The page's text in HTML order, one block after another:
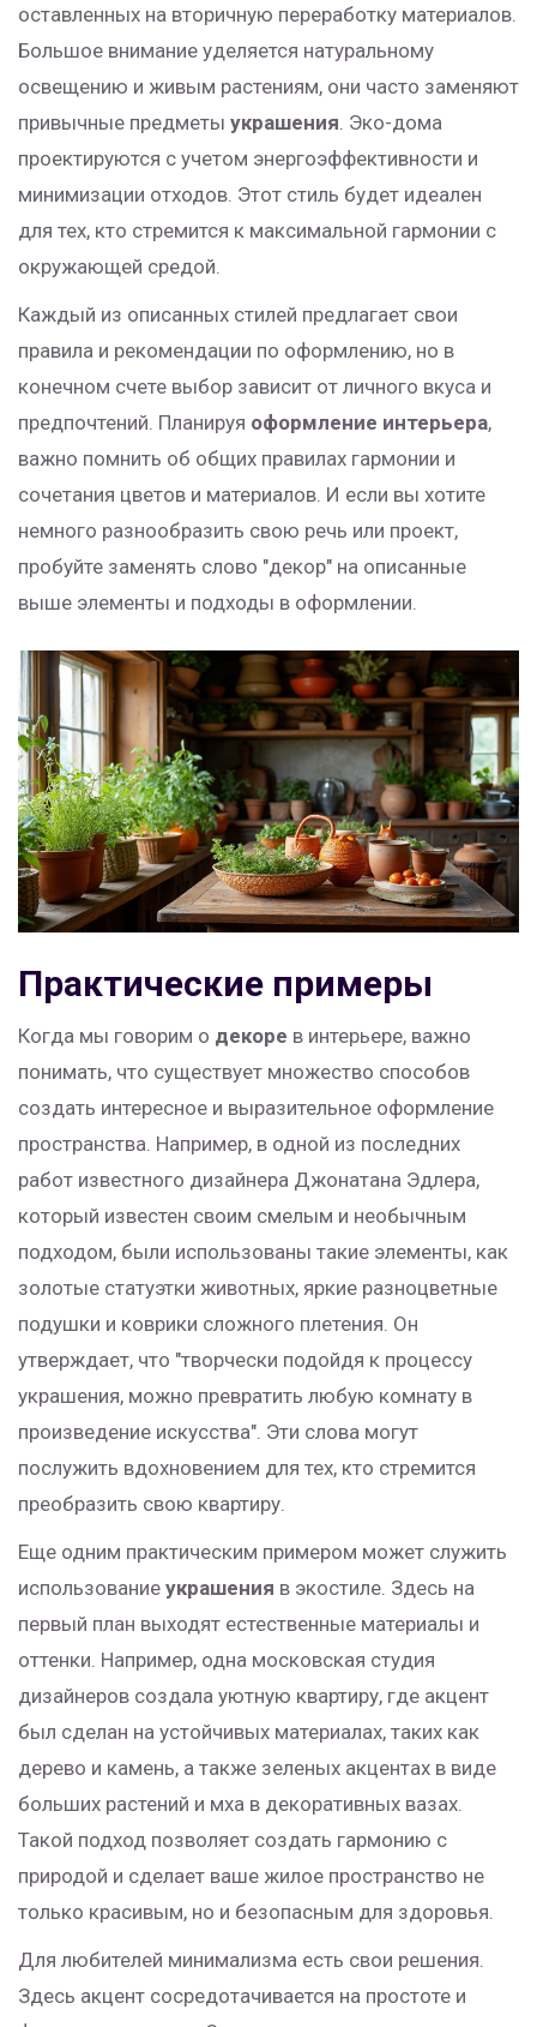
оставленных на вторичную переработку материалов.
Большое внимание уделяется натуральному
освещению и живым растениям, они часто заменяют
привычные предметы украшения. Эко-дома
проектируются с учетом энергоэффективности и
минимизации отходов. Этот стиль будет идеален
для тех, кто стремится к максимальной гармонии с
окружающей средой.
Каждый из описанных стилей предлагает свои
правила и рекомендации по оформлению, но в
конечном счете выбор зависит от личного вкуса и
предпочтений. Планируя оформление интерьера,
важно помнить об общих правилах гармонии и
сочетания цветов и материалов. И если вы хотите
немного разнообразить свою речь или проект,
пробуйте заменять слово "декор" на описанные
выше элементы и подходы в оформлении.
Практические примеры
Когда мы говорим о декоре в интерьере, важно
понимать, что существует множество способов
создать интересное и выразительное оформление
пространства. Например, в одной из последних
работ известного дизайнера Джонатана Эдлера,
который известен своим смелым и необычным
подходом, были использованы такие элементы, как
золотые статуэтки животных, яркие разноцветные
подушки и коврики сложного плетения. Он
утверждает, что "творчески подойдя к процессу
украшения, можно превратить любую комнату в
произведение искусства". Эти слова могут
послужить вдохновением для тех, кто стремится
преобразить свою квартиру.
Еще одним практическим примером может служить
использование украшения в экостиле. Здесь на
первый план выходят естественные материалы и
оттенки. Например, одна московская студия
дизайнеров создала уютную квартиру, где акцент
был сделан на устойчивых материалах, таких как
дерево и камень, а также зеленых акцентах в виде
больших растений и мха в декоративных вазах.
Такой подход позволяет создать гармонию с
природой и сделает ваше жилое пространство не
только красивым, но и безопасным для здоровья.
Для любителей минимализма есть свои решения.
Здесь акцент сосредотачивается на простоте и